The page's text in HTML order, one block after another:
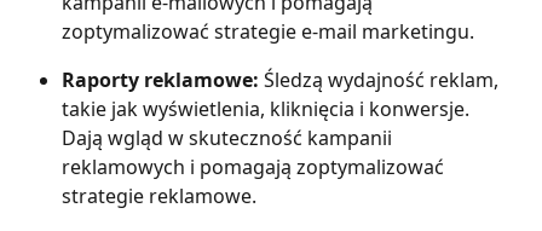
zoptymalizować strategie e-mail marketingu.
Raporty reklamowe: Śledzą wydajność reklam,
takie jak wyświetlenia, kliknięcia i konwersje.
Dają wgląd w skuteczność kampanii
reklamowych i pomagają zoptymalizować
strategie reklamowe.